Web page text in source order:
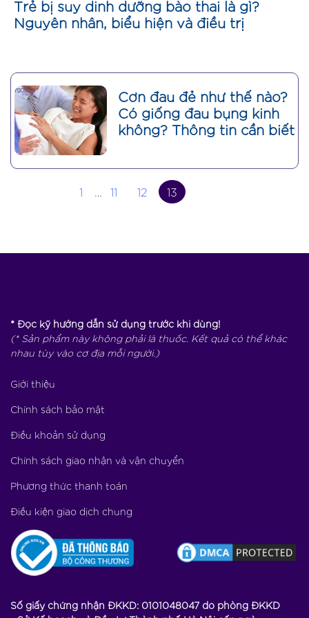
Trẻ bị suy dinh dưỡng bào thai là gì?
Nguyên nhân, biểu hiện và điều trị
Cơn đau đẻ như thế nào?
Có giống đau bụng kinh
không? Thông tin cần biết
1 11 12 13
Đơn giá: 151.200đ/tuýp
Số lượng
* Đọc kỹ hướng dẫn sử dụng trước khi dùng!
(* Sản phẩm này không phải là thuốc. Kết quả có thể khác
nhau tùy vào cơ địa mỗi người.)
Giới thiệu
Chính sách bảo mật
Điều khoản sử dụng
Chính sách giao nhận và vận chuyển
Phương thức thanh toán
Điều kiện giao dịch chung
Số giấy chứng nhận ĐKKD: 0101048047 do phòng ĐKKD